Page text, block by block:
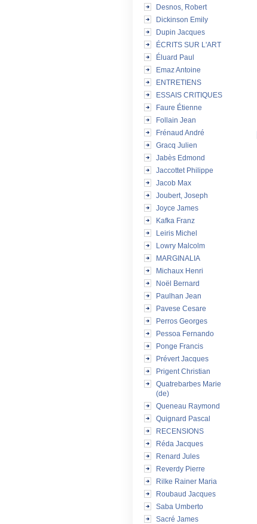
Desnos, Robert
Dickinson Emily
Dupin Jacques
ÉCRITS SUR L'ART
Éluard Paul
Emaz Antoine
ENTRETIENS
ESSAIS CRITIQUES
Faure Étienne
Follain Jean
Frénaud André
Gracq Julien
Jabès Edmond
Jaccottet Philippe
Jacob Max
Joubert, Joseph
Joyce James
Kafka Franz
Leiris Michel
Lowry Malcolm
MARGINALIA
Michaux Henri
Noël Bernard
Paulhan Jean
Pavese Cesare
Perros Georges
Pessoa Fernando
Ponge Francis
Prévert Jacques
Prigent Christian
Quatrebarbes Marie
(de)
Queneau Raymond
Quignard Pascal
RECENSIONS
Réda Jacques
Renard Jules
Reverdy Pierre
Rilke Rainer Maria
Roubaud Jacques
Saba Umberto
Sacré James